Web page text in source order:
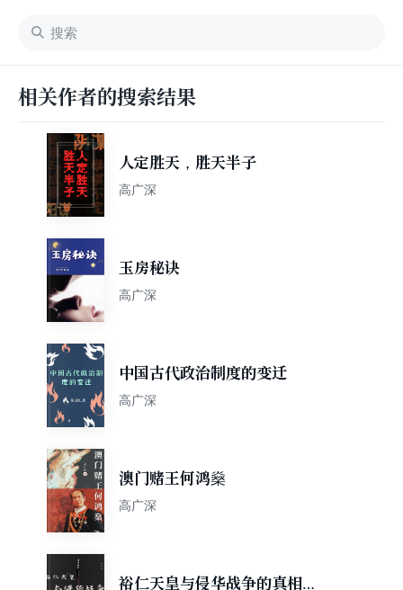
相关作者的搜索结果
人定胜天，胜天半子
高广深
玉房秘诀
高广深
中国古代政治制度的变迁
高广深
澳门赌王何鸿燊
高广深
裕仁天皇与侵华战争的真相揭